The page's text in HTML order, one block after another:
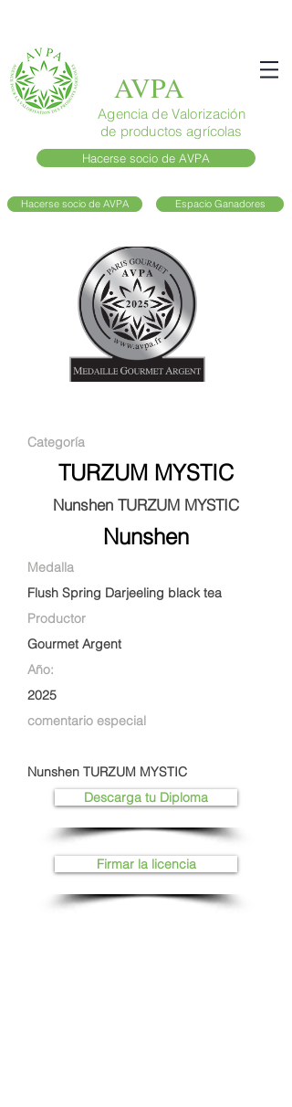
AVPA
Agencia de Valorización
de productos agrícolas
Hacerse socio de AVPA
Hacerse socio de AVPA Espacio Ganadores
Categoría
TURZUM MYSTIC
Nunshen TURZUM MYSTIC
Nunshen
Medalla
Flush Spring Darjeeling black tea
Productor
Gourmet Argent
Año:
2025
comentario especial
Nunshen TURZUM MYSTIC
Descarga tu Diploma
Firmar la licencia